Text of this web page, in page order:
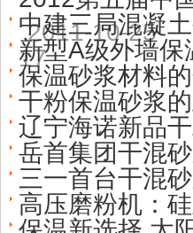
2011-10-25
中建三局混凝
17
新型A级外墙
保温砂浆材料
干粉保温砂浆
辽宁海诺新品
岳首集团干混
三一首台干混
高压磨粉机：